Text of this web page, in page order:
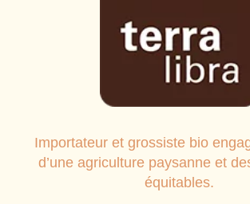
Importateur et grossiste bio
d’une agriculture paysanne et
équitables.